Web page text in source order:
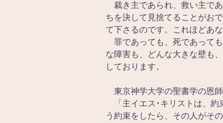
裁き主であられ、救い主で
ちを決して見捨てることがお
て下さるのです。これほどあ
罪であっても、死であって
な障害も、どんな大きな壁も
しております。
東京神学大学の聖書学の恩
「主イエス･キリストは、約
う約束をしたら、その人がそ